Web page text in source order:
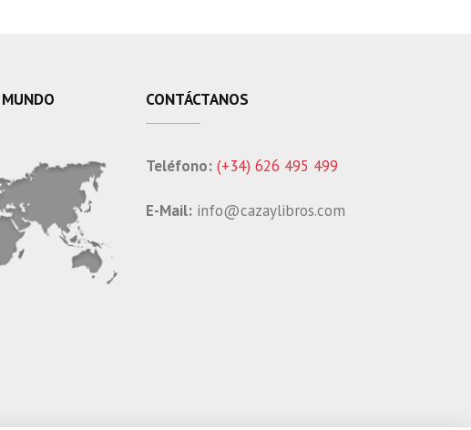
CONTÁCTANOS
Teléfono: (+34) 626 495 499
E-Mail: info@cazaylibros.com